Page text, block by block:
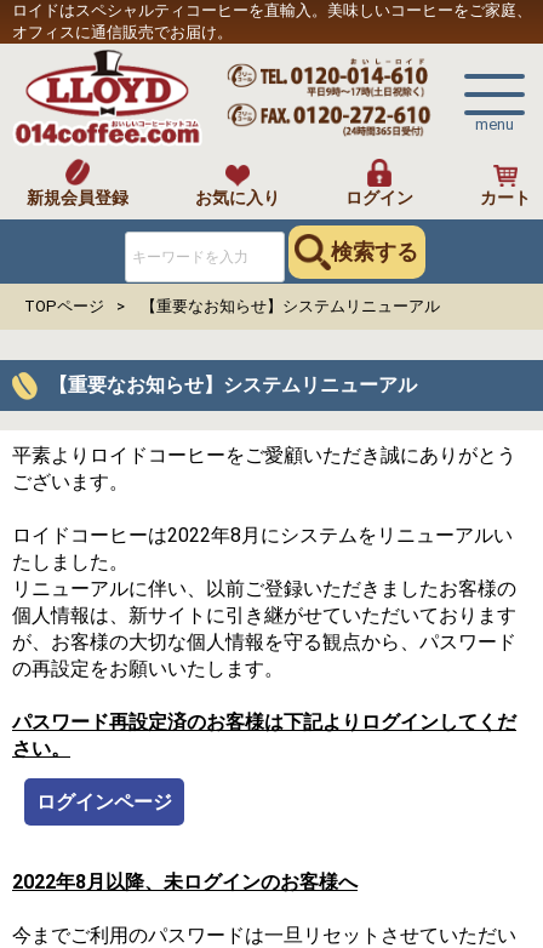
ロイドはスペシャルティコーヒーを直輸入。美味しいコーヒーをご家庭、
オフィスに通信販売でお届け。
menu
新規会員登録 お気に入り ログイン カート
検索する
TOPページ 【重要なお知らせ】システムリニューアル
【重要なお知らせ】システムリニューアル
平素よりロイドコーヒーをご愛顧いただき誠にありがとう
ございます。
ロイドコーヒーは2022年8月にシステムをリニューアルい
たしました。
リニューアルに伴い、以前ご登録いただきましたお客様の
個人情報は、新サイトに引き継がせていただいております
が、お客様の大切な個人情報を守る観点から、パスワード
の再設定をお願いいたします。
パスワード再設定済のお客様は下記よりログインしてくだ
さい。
ログインページ
2022年8月以降、未ログインのお客様へ
今までご利用のパスワードは一旦リセットさせていただい